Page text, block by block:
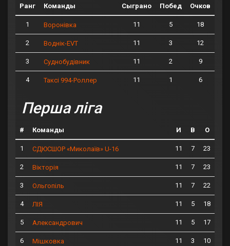
Ранг Команды Сыграно Побед Очков
1 Воронівка 11 5 18
2 Воднік-EVT 11 3 12
3 Суднобудівник 11 2 9
4 Таксі 994-Роллер 11 1 6
Перша ліга
# Команды И В О
1 СДЮСШОР «Миколаїв» U-16 11 7 23
2 Вікторія 11 7 23
3 Ольгопіль 11 7 22
4 ЛІЯ 11 5 18
5 Александрович 11 5 17
6 Мішковка 11 3 10